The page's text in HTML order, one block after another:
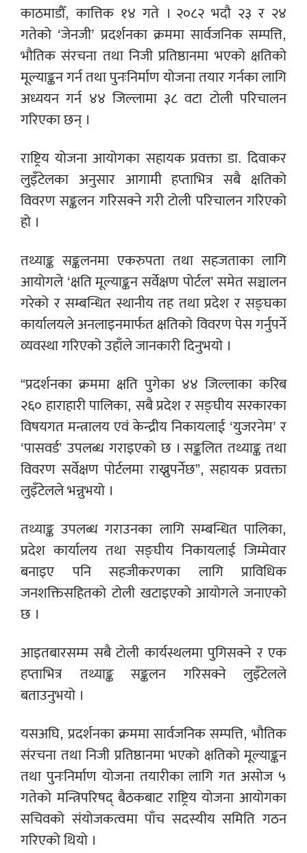
काठमाडौँ, कात्तिक १४ गते । २०८२ भदौ २३ र २४
गतेको ‘जेनजी’ प्रदर्शनका क्रममा सार्वजनिक सम्पत्ति,
भौतिक संरचना तथा निजी प्रतिष्ठानमा भएको क्षतिको
मूल्याङ्कन गर्न तथा पुनःनिर्माण योजना तयार गर्नका लागि
अध्ययन गर्न ४४ जिल्लामा ३८ वटा टोली परिचालन
गरिएका छन् ।
राष्ट्रिय योजना आयोगका सहायक प्रवक्ता डा. दिवाकर
लुइँटेलका अनुसार आगामी हप्ताभित्र सबै क्षतिको
विवरण सङ्कलन गरिसक्ने गरी टोली परिचालन गरिएको
हो ।
तथ्याङ्क सङ्कलनमा एकरुपता तथा सहजताका लागि
आयोगले ‘क्षति मूल्याङ्कन सर्वेक्षण पोर्टल’ समेत सञ्चालन
गरेको र सम्बन्धित स्थानीय तह तथा प्रदेश र सङ्घका
कार्यालयले अनलाइनमार्फत क्षतिको विवरण पेस गर्नुपर्ने
व्यवस्था गरिएको उहाँले जानकारी दिनुभयो ।
“प्रदर्शनका क्रममा क्षति पुगेका ४४ जिल्लाका करिब
२६० हाराहारी पालिका, सबै प्रदेश र सङ्घीय सरकारका
विषयगत मन्त्रालय एवं केन्द्रीय निकायलाई ‘युजरनेम’ र
‘पासवर्ड’ उपलब्ध गराइएको छ । सङ्कलित तथ्याङ्क तथा
विवरण सर्वेक्षण पोर्टलमा राख्नुपर्नेछ”, सहायक प्रवक्ता
लुइँटेलले भन्नुभयो ।
तथ्याङ्क उपलब्ध गराउनका लागि सम्बन्धित पालिका,
प्रदेश कार्यालय तथा सङ्घीय निकायलाई जिम्मेवार
बनाइए पनि सहजीकरणका लागि प्राविधिक
जनशक्तिसहितको टोली खटाइएको आयोगले जनाएको
छ ।
आइतबारसम्म सबै टोली कार्यस्थलमा पुगिसक्ने र एक
हप्ताभित्र तथ्याङ्क सङ्कलन गरिसक्ने लुइँटेलले
बताउनुभयो ।
यसअघि, प्रदर्शनका क्रममा सार्वजनिक सम्पत्ति, भौतिक
संरचना तथा निजी प्रतिष्ठानमा भएको क्षतिको मूल्याङ्कन
तथा पुनःनिर्माण योजना तयारीका लागि गत असोज ५
गतेको मन्त्रिपरिषद् बैठकबाट राष्ट्रिय योजना आयोगका
सचिवको संयोजकत्वमा पाँच सदस्यीय समिति गठन
गरिएको थियो ।